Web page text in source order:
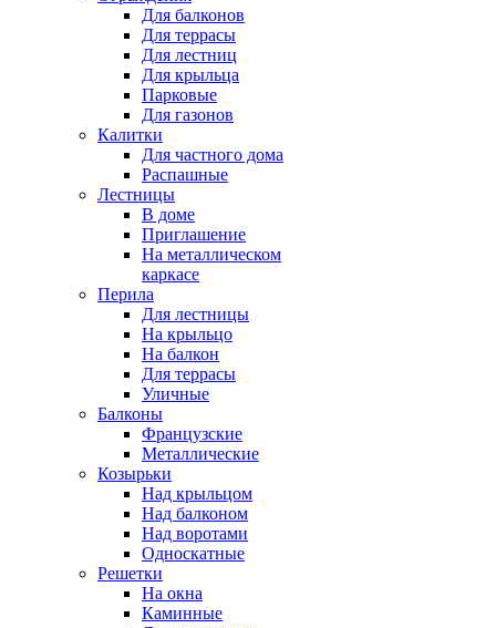
Для балконов
Для террасы
Для лестниц
Для крыльца
Парковые
Для газонов
Калитки
Для частного дома
Распашные
Лестницы
В доме
Приглашение
На металлическом
каркасе
Перила
Для лестницы
На крыльцо
На балкон
Для террасы
Уличные
Балконы
Французские
Металлические
Козырьки
Над крыльцом
Над балконом
Над воротами
Односкатные
Решетки
На окна
Каминные